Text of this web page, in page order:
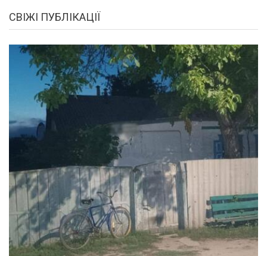
СВІЖІ ПУБЛІКАЦІЇ